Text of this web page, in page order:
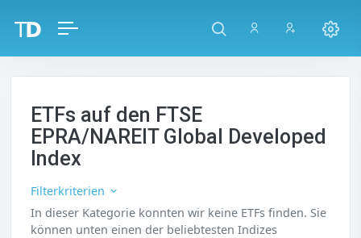
ETFs auf den FTSE
EPRA/NAREIT Global Developed
Index
Filterkriterien
In dieser Kategorie konnten wir keine ETFs finden. Sie
können unten einen der beliebtesten Indizes